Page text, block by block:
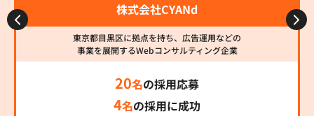
株式会社CYANd
東京都目黒区に拠点を持ち、広告運用などの
事業を展開するWebコンサルティング企業
20名の採用応募
4名の採用に成功